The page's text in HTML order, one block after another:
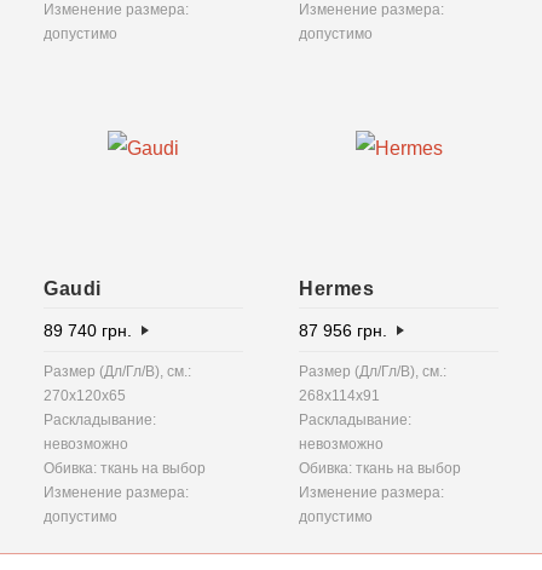
Изменение размера:
допустимо
Изменение размера:
допустимо
Gaudi
89 740 грн.
Размер (Дл/Гл/В), см.:
270x120x65
Раскладывание:
невозможно
Обивка: ткань на выбор
Изменение размера:
допустимо
Hermes
87 956 грн.
Размер (Дл/Гл/В), см.:
268x114x91
Раскладывание:
невозможно
Обивка: ткань на выбор
Изменение размера:
допустимо